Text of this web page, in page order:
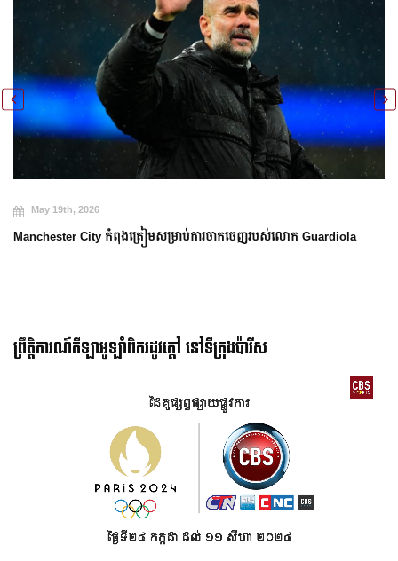
May 19th, 2026
Manchester City កំពុងត្រៀមសម្រាប់ការចាកចេញរបស់លោក Guardiola
ព្រឹត្តិការណ៍កីឡាអូឡាំពិករដូវក្ដៅ នៅទីក្រុងប៉ារីស